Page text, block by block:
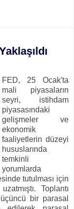
FED, 25 Ocak'ta
mali piyasaların
seyri, istihdam
piyasasındaki
gelişmeler ve
ekonomik
faaliyetlerin düzeyi
hususlarında
temkinli
yorumlarda
tutulması için
Toplantı
bir parasal